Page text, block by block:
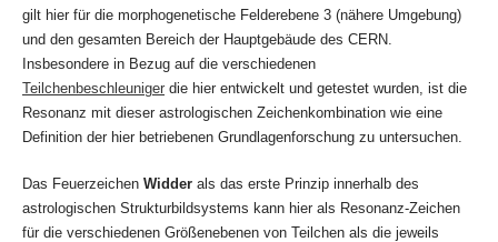
gilt hier für die morphogenetische Felderebene 3 (nähere Umgebung)
und den gesamten Bereich der Hauptgebäude des CERN.
Insbesondere in Bezug auf die verschiedenen
Teilchenbeschleuniger die hier entwickelt und getestet wurden, ist die
Resonanz mit dieser astrologischen Zeichenkombination wie eine
Definition der hier betriebenen Grundlagenforschung zu untersuchen.
Das Feuerzeichen Widder als das erste Prinzip innerhalb des
astrologischen Strukturbildsystems kann hier als Resonanz-Zeichen
für die verschiedenen Größenebenen von Teilchen als die jeweils